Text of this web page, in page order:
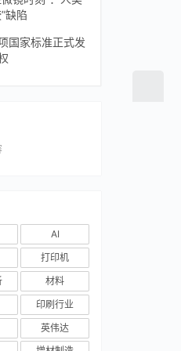
缺陷
国家标准正式发
AI
打印机
材料
印刷行业
英伟达